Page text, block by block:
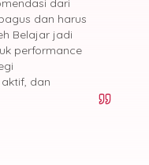
dari
dan harus
Belajar jadi
performance
dan